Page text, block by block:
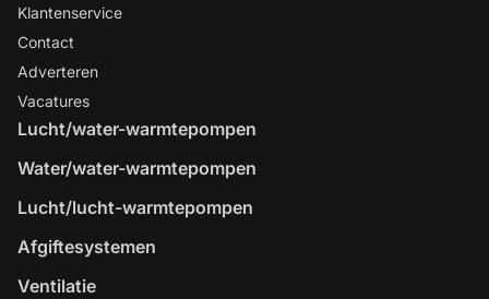
Klantenservice
Contact
Adverteren
Vacatures
Lucht/water-warmtepompen
Water/water-warmtepompen
Lucht/lucht-warmtepompen
Afgiftesystemen
Ventilatie